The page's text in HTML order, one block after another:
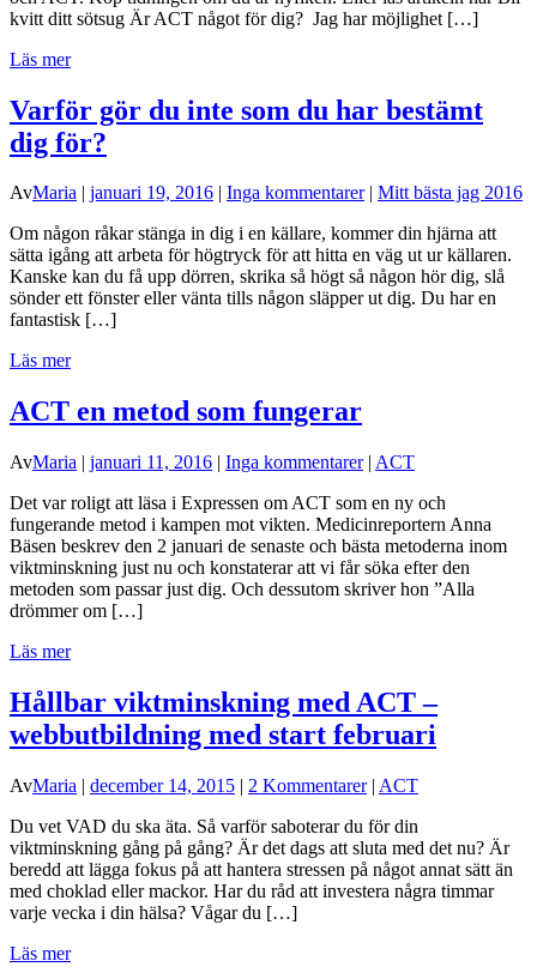
kvitt ditt sötsug Är ACT något för dig? Jag har möjlighet […]
Läs mer
Varför gör du inte som du har bestämt
dig för?
AvMaria | januari 19, 2016 | Inga kommentarer| Mitt bästa jag 2016
Om någon råkar stänga in dig i en källare, kommer din hjärna att
sätta igång att arbeta för högtryck för att hitta en väg ut ur källaren.
Kanske kan du få upp dörren, skrika så högt så någon hör dig, slå
sönder ett fönster eller vänta tills någon släpper ut dig. Du har en
fantastisk […]
Läs mer
ACT en metod som fungerar
AvMaria | januari 11, 2016 | Inga kommentarer| ACT
Det var roligt att läsa i Expressen om ACT som en ny och
fungerande metod i kampen mot vikten. Medicinreportern Anna
Bäsen beskrev den 2 januari de senaste och bästa metoderna inom
viktminskning just nu och konstaterar att vi får söka efter den
metoden som passar just dig. Och dessutom skriver hon ”Alla
drömmer om […]
Läs mer
Hållbar viktminskning med ACT –
webbutbildning med start februari
AvMaria | december 14, 2015 | 2 Kommentarer| ACT
Du vet VAD du ska äta. Så varför saboterar du för din
viktminskning gång på gång? Är det dags att sluta med det nu? Är
beredd att lägga fokus på att hantera stressen på något annat sätt än
med choklad eller mackor. Har du råd att investera några timmar
varje vecka i din hälsa? Vågar du […]
Läs mer